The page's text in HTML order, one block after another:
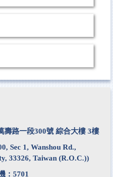
壽路一段300號 綜合大樓 3樓
Sec 1, Wanshou Rd.,
33326, Taiwan (R.O.C.))
：5701